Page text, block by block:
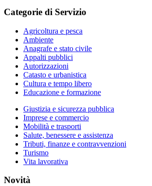
Categorie di Servizio
Agricoltura e pesca
Ambiente
Anagrafe e stato civile
Appalti pubblici
Autorizzazioni
Catasto e urbanistica
Cultura e tempo libero
Educazione e formazione
Giustizia e sicurezza pubblica
Imprese e commercio
Mobilità e trasporti
Salute, benessere e assistenza
Tributi, finanze e contravvenzioni
Turismo
Vita lavorativa
Novità